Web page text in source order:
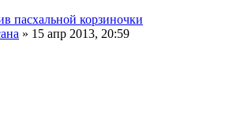
корзиночки
» 15 апр 2013, 20:59